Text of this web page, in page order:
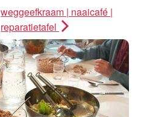
weggeefkraam | naaicafé |
reparatietafel